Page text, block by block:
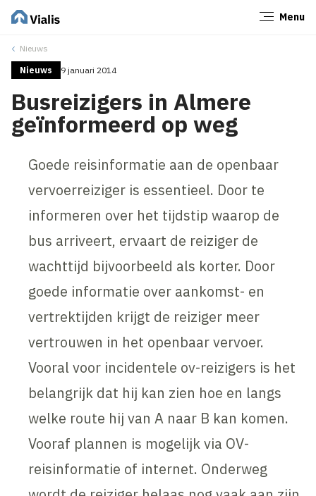
Menu
Nieuws
Nieuws 9 januari 2014
Busreizigers in Almere
geïnformeerd op weg
Goede reisinformatie aan de openbaar
vervoerreiziger is essentieel. Door te
informeren over het tijdstip waarop de
bus arriveert, ervaart de reiziger de
wachttijd bijvoorbeeld als korter. Door
goede informatie over aankomst- en
vertrektijden krijgt de reiziger meer
vertrouwen in het openbaar vervoer.
Vooral voor incidentele ov-reizigers is het
belangrijk dat hij kan zien hoe en langs
welke route hij van A naar B kan komen.
Vooraf plannen is mogelijk via OV-
reisinformatie of internet. Onderweg
Sluiten